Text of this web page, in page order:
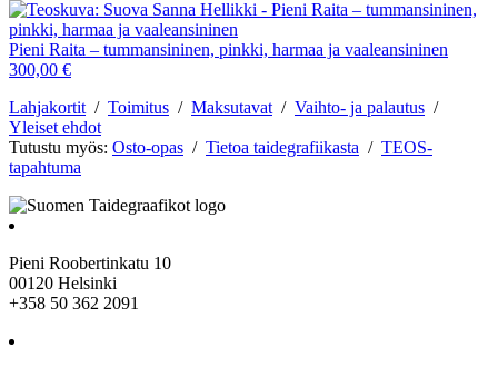
Pieni Raita – tummansininen, pinkki, harmaa ja vaaleansininen
300,00 €
Lahjakortit / Toimitus / Maksutavat / Vaihto- ja palautus /
Yleiset ehdot
Tutustu myös: Osto-opas / Tietoa taidegrafiikasta / TEOS-
tapahtuma
Pieni Roobertinkatu 10
00120 Helsinki
+358 50 362 2091